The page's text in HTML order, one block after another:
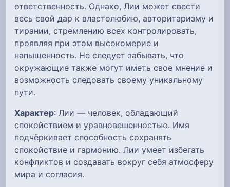
ответственность. Однако, Лии может свести
весь свой дар к властолюбию, авторитаризму и
тирании, стремлению всех контролировать,
проявляя при этом высокомерие и
напыщенность. Не следует забывать, что
окружающие также могут иметь свое мнение и
возможность следовать своему уникальному
пути.
Характер: Лии — человек, обладающий
спокойствием и уравновешенностью. Имя
подчёркивает способность сохранять
спокойствие и гармонию. Лии умеет избегать
конфликтов и создавать вокруг себя атмосферу
мира и согласия.